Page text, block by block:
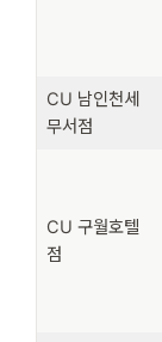
CU 남인천세
무서점
CU 구월호텔
점